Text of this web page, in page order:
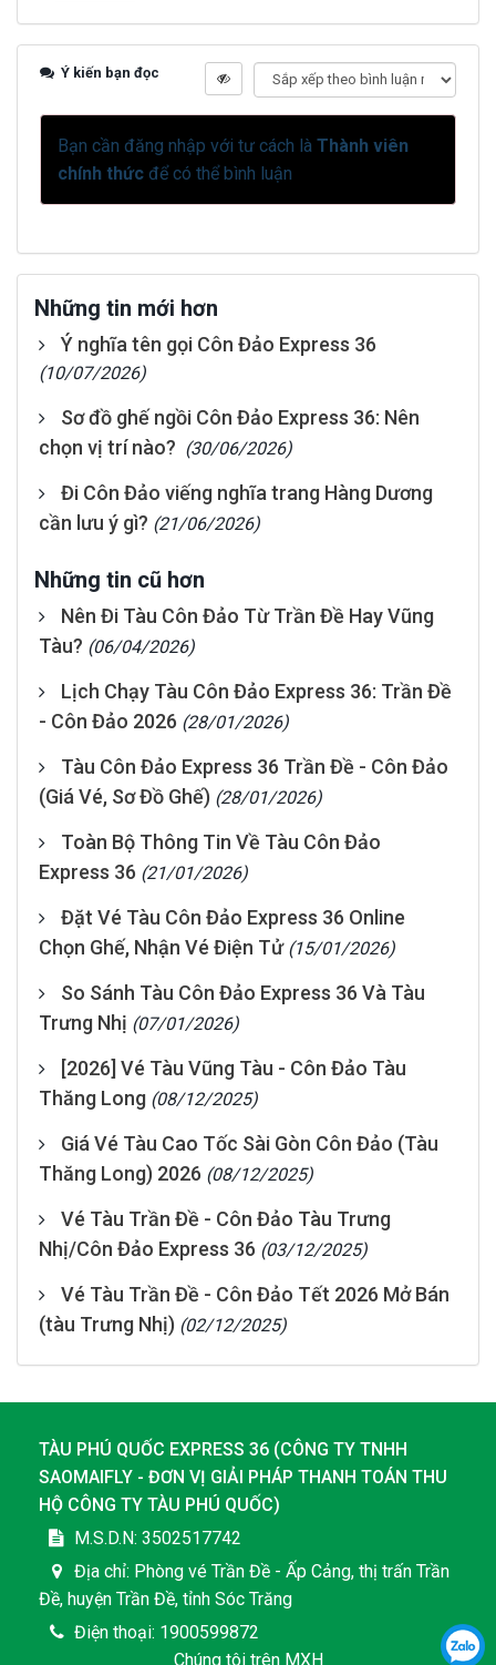
Ý kiến bạn đọc
Bạn cần đăng nhập với tư cách là Thành viên
chính thức để có thể bình luận
Những tin mới hơn
Ý nghĩa tên gọi Côn Đảo Express 36
(10/07/2026)
Sơ đồ ghế ngồi Côn Đảo Express 36: Nên
chọn vị trí nào? (30/06/2026)
Đi Côn Đảo viếng nghĩa trang Hàng Dương
cần lưu ý gì? (21/06/2026)
Những tin cũ hơn
Nên Đi Tàu Côn Đảo Từ Trần Đề Hay Vũng
Tàu? (06/04/2026)
Lịch Chạy Tàu Côn Đảo Express 36: Trần Đề
- Côn Đảo 2026 (28/01/2026)
Tàu Côn Đảo Express 36 Trần Đề - Côn Đảo
(Giá Vé, Sơ Đồ Ghế) (28/01/2026)
Toàn Bộ Thông Tin Về Tàu Côn Đảo
Express 36 (21/01/2026)
Đặt Vé Tàu Côn Đảo Express 36 Online
Chọn Ghế, Nhận Vé Điện Tử (15/01/2026)
So Sánh Tàu Côn Đảo Express 36 Và Tàu
Trưng Nhị (07/01/2026)
[2026] Vé Tàu Vũng Tàu - Côn Đảo Tàu
Thăng Long (08/12/2025)
Giá Vé Tàu Cao Tốc Sài Gòn Côn Đảo (Tàu
Thăng Long) 2026 (08/12/2025)
Vé Tàu Trần Đề - Côn Đảo Tàu Trưng
Nhị/Côn Đảo Express 36 (03/12/2025)
Vé Tàu Trần Đề - Côn Đảo Tết 2026 Mở Bán
(tàu Trưng Nhị) (02/12/2025)
TÀU PHÚ QUỐC EXPRESS 36 (CÔNG TY TNHH
SAOMAIFLY - ĐƠN VỊ GIẢI PHÁP THANH TOÁN THU
HỘ CÔNG TY TÀU PHÚ QUỐC)
M.S.D.N: 3502517742
Địa chỉ: Phòng vé Trần Đề - Ấp Cảng, thị trấn Trần
Đề, huyện Trần Đề, tỉnh Sóc Trăng
Điện thoại: 1900599872
Chúng tôi trên MXH